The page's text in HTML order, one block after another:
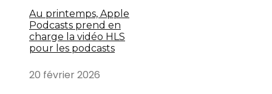
Au printemps, Apple
Podcasts prend en
charge la vidéo HLS
pour les podcasts
20 février 2026